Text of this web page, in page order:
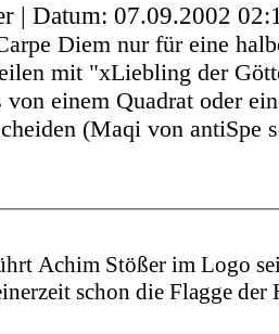
| Datum: 07.09.2002
Diem nur für eine
mit "xLiebling der
einem Quadrat oder
(Maqi von antiSpe
Achim Stößer im Logo
schon die Flagge der